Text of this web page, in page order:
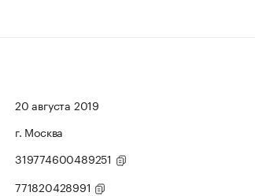
20 августа 2019
г. Москва
319774600489251
771820428991